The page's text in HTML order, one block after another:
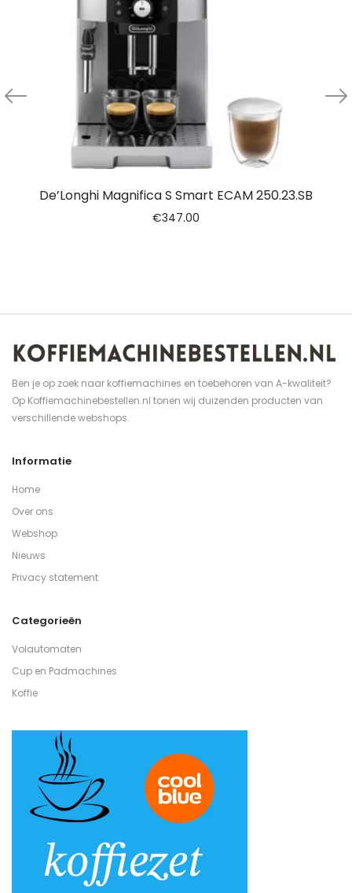
De’Longhi Magnifica S Smart ECAM 250.23.SB
€347.00
Ben je op zoek naar koffiemachines en toebehoren van A-kwaliteit?
Op Koffiemachinebestellen.nl tonen wij duizenden producten van
verschillende webshops.
Informatie
Home
Over ons
Webshop
Nieuws
Privacy statement
Categorieën
Volautomaten
Cup en Padmachines
Koffie